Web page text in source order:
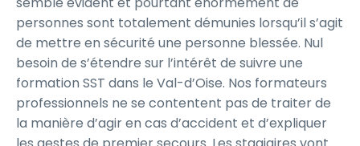
personnes sont totalement démunies lorsqu’il s’agit
de mettre en sécurité une personne blessée. Nul
besoin de s’étendre sur l’intérêt de suivre une
formation SST dans le Val-d’Oise. Nos formateurs
professionnels ne se contentent pas de traiter de
la manière d’agir en cas d’accident et d’expliquer